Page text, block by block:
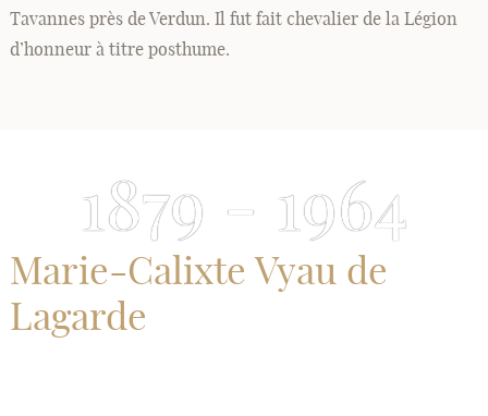
Tavannes près de Verdun. Il fut fait chevalier de la Légion
d’honneur à titre posthume.
1879 - 1964
Marie-Calixte Vyau de
Lagarde